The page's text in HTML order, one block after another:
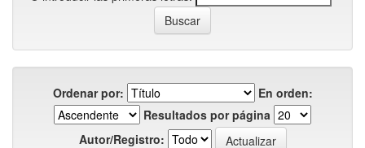
Ordenar por:
En orden:
Resultados por página
Autor/Registro: